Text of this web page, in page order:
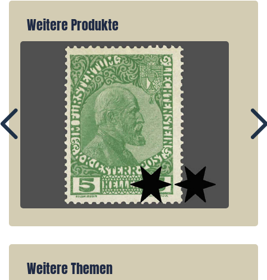
Weitere Produkte
Weitere Themen